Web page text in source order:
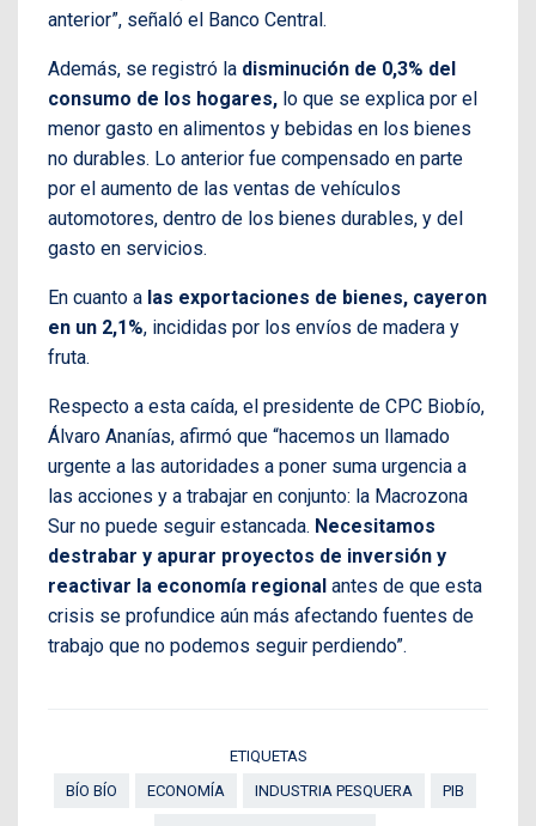
anterior”, señaló el Banco Central.
Además, se registró la disminución de 0,3% del
consumo de los hogares, lo que se explica por el
menor gasto en alimentos y bebidas en los bienes
no durables. Lo anterior fue compensado en parte
por el aumento de las ventas de vehículos
automotores, dentro de los bienes durables, y del
gasto en servicios.
En cuanto a las exportaciones de bienes, cayeron
en un 2,1%, incididas por los envíos de madera y
fruta.
Respecto a esta caída, el presidente de CPC Biobío,
Álvaro Ananías, afirmó que “hacemos un llamado
urgente a las autoridades a poner suma urgencia a
las acciones y a trabajar en conjunto: la Macrozona
Sur no puede seguir estancada. Necesitamos
destrabar y apurar proyectos de inversión y
reactivar la economía regional antes de que esta
crisis se profundice aún más afectando fuentes de
trabajo que no podemos seguir perdiendo”.
ETIQUETAS
BÍO BÍO
ECONOMÍA INDUSTRIA PESQUERA PIB